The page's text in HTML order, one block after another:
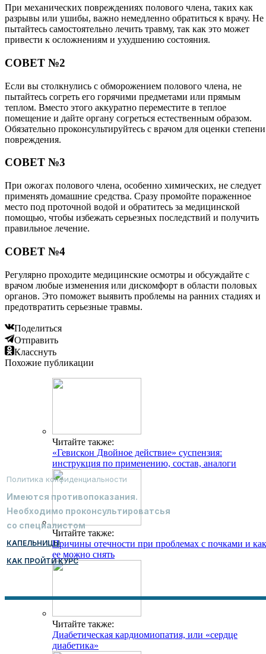
При механических повреждениях полового члена, таких как
разрывы или ушибы, важно немедленно обратиться к врачу. Не
пытайтесь самостоятельно лечить травму, так как это может
привести к осложнениям и ухудшению состояния.
СОВЕТ №2
Если вы столкнулись с обморожением полового члена, не
пытайтесь согреть его горячими предметами или прямым
теплом. Вместо этого аккуратно переместите в теплое
помещение и дайте органу согреться естественным образом.
Обязательно проконсультируйтесь с врачом для оценки степени
повреждения.
СОВЕТ №3
При ожогах полового члена, особенно химических, не следует
применять домашние средства. Сразу промойте пораженное
место под проточной водой и обратитесь за медицинской
помощью, чтобы избежать серьезных последствий и получить
правильное лечение.
СОВЕТ №4
Регулярно проходите медицинские осмотры и обсуждайте с
врачом любые изменения или дискомфорт в области половых
органов. Это поможет выявить проблемы на ранних стадиях и
предотвратить серьезные травмы.
Поделиться
Отправить
Класснуть
Похожие публикации
Читайте также:
«Гевискон Двойное действие» суспензия:
инструкция по применению, состав, аналоги
Читайте также:
Причины отечности при проблемах с почками и как
ее можно снять
Читайте также:
Диабетическая кардиомиопатия, или «сердце
диабетика»
Политика конфиденциальности
Имеются противопоказания.
Необходимо проконсультироватсья
со специалистом
КАПЕЛЬНИЦЫ
КАК ПРОЙТИ КУРС